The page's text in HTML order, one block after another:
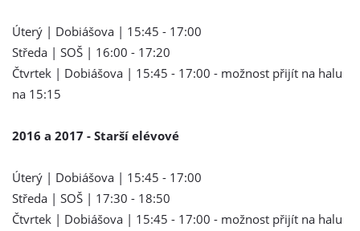
Úterý | Dobiášova | 15:45 - 17:00
Středa | SOŠ | 16:00 - 17:20
Čtvrtek | Dobiášova | 15:45 - 17:00 - možnost přijít na halu
na 15:15
2016 a 2017 - Starší elévové
Úterý | Dobiášova | 15:45 - 17:00
Středa | SOŠ | 17:30 - 18:50
Čtvrtek | Dobiášova | 15:45 - 17:00 - možnost přijít na halu